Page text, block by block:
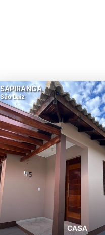
SAPIRANGA
São Luiz
CASA